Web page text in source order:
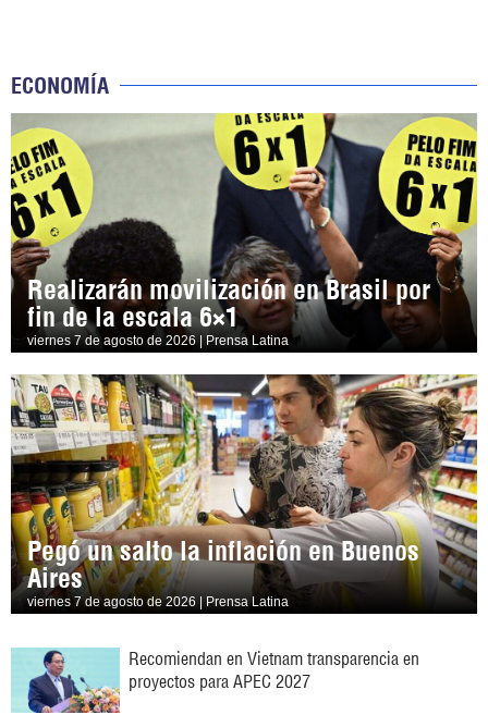
ECONOMÍA
Realizarán movilización en Brasil por
fin de la escala 6×1
viernes 7 de agosto de 2026 | Prensa Latina
Pegó un salto la inflación en Buenos
Aires
viernes 7 de agosto de 2026 | Prensa Latina
Recomiendan en Vietnam transparencia en
proyectos para APEC 2027